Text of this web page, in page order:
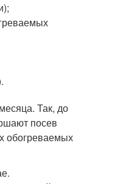
Так, до
посев
обогреваемых